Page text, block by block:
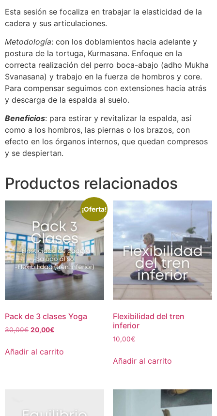
Esta sesión se focaliza en trabajar la elasticidad de la
cadera y sus articulaciones.
Metodología: con los doblamientos hacia adelante y
postura de la tortuga, Kurmasana. Enfoque en la
correcta realización del perro boca-abajo (adho Mukha
Svanasana) y trabajo en la fuerza de hombros y core.
Para compensar seguimos con extensiones hacia atrás
y descarga de la espalda al suelo.
Beneficios: para estirar y revitalizar la espalda, así
como a los hombros, las piernas o los brazos, con
efecto en los órganos internos, que quedan compresos
y se despiertan.
Productos relacionados
¡Oferta!
Pack de 3 clases Yoga
30,00€ 20,00€
Añadir al carrito
Flexibilidad del tren
inferior
10,00€
Añadir al carrito